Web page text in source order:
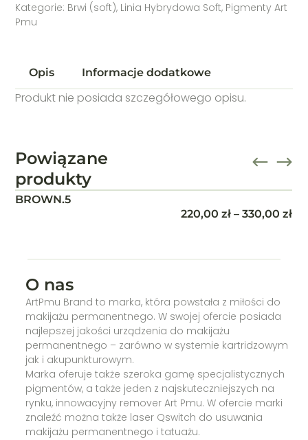
Kategorie: Brwi (soft), Linia Hybrydowa Soft, Pigmenty Art
Pmu
Opis Informacje dodatkowe
Produkt nie posiada szczegółowego opisu.
Powiązane
produkty
BROWN.4
220,00zł – 330,00zł
O nas
ArtPmu Brand to marka, która powstała z miłości do
makijażu permanentnego. W swojej ofercie posiada
najlepszej jakości urządzenia do makijażu
permanentnego – zarówno w systemie kartridzowym
jak i akupunkturowym.
Marka oferuje także szeroka gamę specjalistycznych
pigmentów, a także jeden z najskuteczniejszych na
rynku, innowacyjny remover Art Pmu. W ofercie marki
znaleźć można także laser Qswitch do usuwania
makijażu permanentnego i tatuażu.